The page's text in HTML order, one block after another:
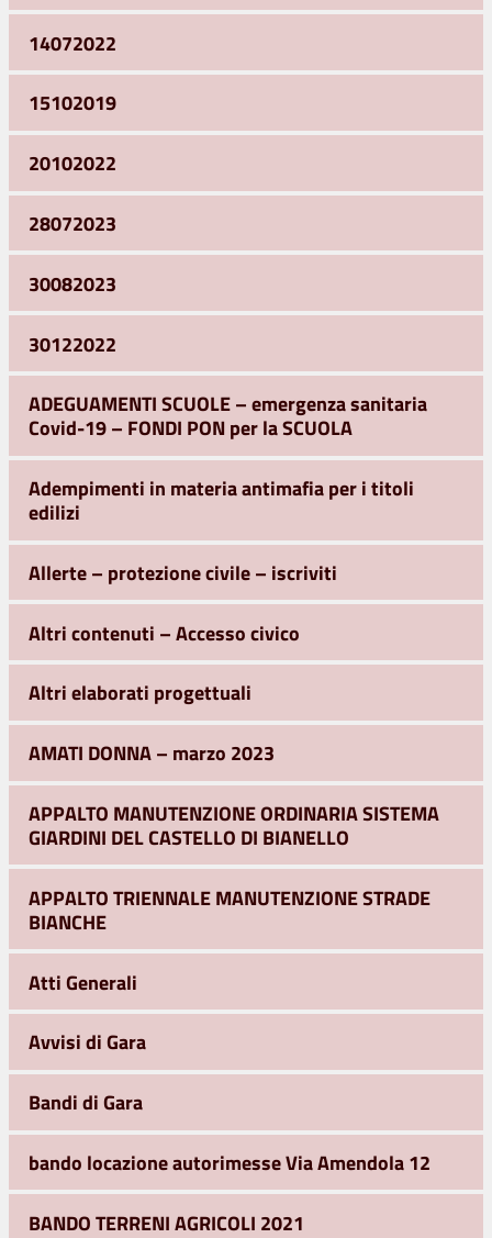
14072022
15102019
20102022
28072023
30082023
30122022
ADEGUAMENTI SCUOLE – emergenza sanitaria
Covid-19 – FONDI PON per la SCUOLA
Adempimenti in materia antimafia per i titoli
edilizi
Allerte – protezione civile – iscriviti
Altri contenuti – Accesso civico
Altri elaborati progettuali
AMATI DONNA – marzo 2023
APPALTO MANUTENZIONE ORDINARIA SISTEMA
GIARDINI DEL CASTELLO DI BIANELLO
APPALTO TRIENNALE MANUTENZIONE STRADE
BIANCHE
Atti Generali
Avvisi di Gara
Bandi di Gara
bando locazione autorimesse Via Amendola 12
BANDO TERRENI AGRICOLI 2021